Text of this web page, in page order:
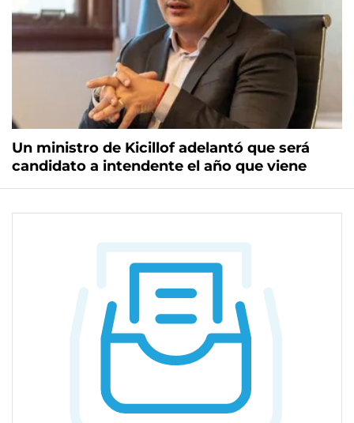
Un ministro de Kicillof adelantó que será
candidato a intendente el año que viene